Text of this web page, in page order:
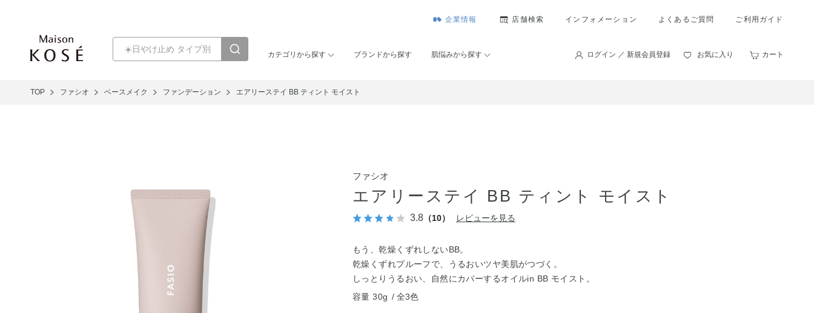
企業情報 店舗検索 インフォメーション よくあるご質問 ご利用ガイド
カテゴリから探す ブランドから探す 肌悩みから探す ログイン ／ 新規会員登録 お気に入り カート
TOP ファシオ ベースメイク ファンデーション エアリーステイ BB ティント モイスト
ファシオ
エアリーステイ BB ティント モイスト
3.8 （10） レビューを見る
もう、乾燥くずれしないBB。
乾燥くずれプルーフで、うるおいツヤ美肌がつづく。
しっとりうるおい、自然にカバーするオイルin BB モイスト。
容量 30g
全3色